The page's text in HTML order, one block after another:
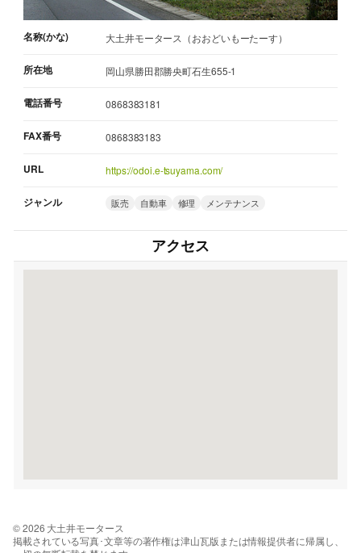
名称(かな) 大土井モータース（おおどいもーたーす）
所在地 岡山県勝田郡勝央町石生655-1
電話番号 0868383181
FAX番号 0868383183
URL https://odoi.e-tsuyama.com/
ジャンル 販売 自動車 修理 メンテナンス
アクセス
© 2026 大土井モータース
掲載されている写真･文章等の著作権は津山瓦版または情報提供者に帰属し、